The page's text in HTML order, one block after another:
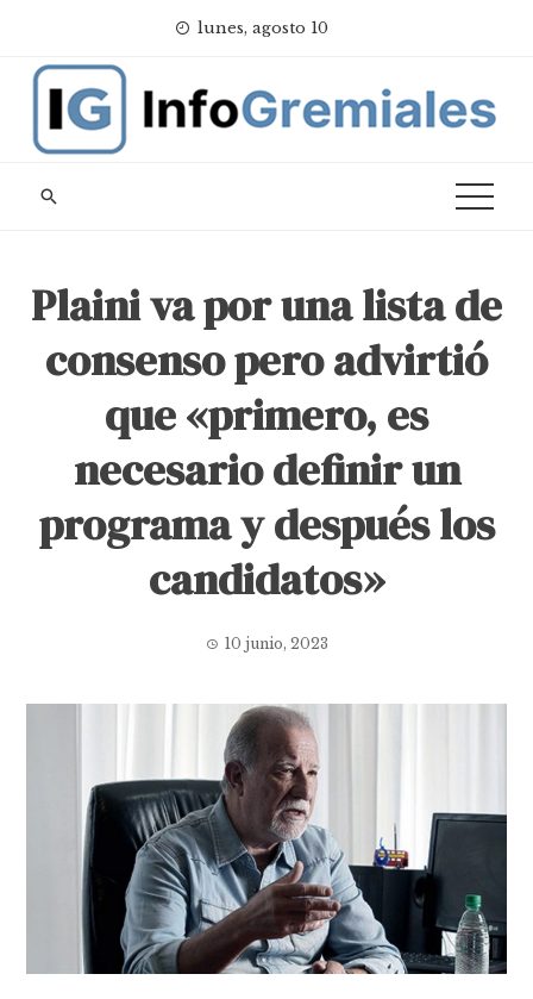
content
lunes, agosto 10
Plaini va por una lista de
consenso pero advirtió
que «primero, es
necesario definir un
programa y después los
candidatos»
10 junio, 2023